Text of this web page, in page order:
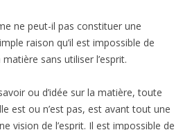
ne peut-il pas constituer une
raison qu’il est impossible de
sans utiliser l’esprit.
ou d’idée sur la matière, toute
est ou n’est pas, est avant tout une
vision de l’esprit. Il est impossible de